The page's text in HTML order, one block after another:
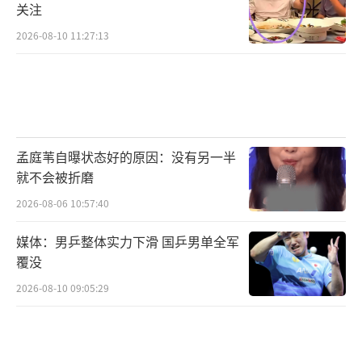
示：“封神作为一部传承三千年的经典神话，
讲述的是正义必将战胜邪恶的永恒主题。我们
人必然经历的——鉴别真伪，抉择善恶，最终获
得心灵成长的历程。”波澜壮阔的封神世界即
将开启，必将让大家领略继承传统又大胆创新
电影《封神第一部》由乌尔善执导，费
翔、李雪健、黄渤、于适、陈牧驰、此沙、武
关注
2026-08-10 11:27:13
孟庭苇自曝状态好的原因：没有另一半
就不会被折磨
2026-08-06 10:57:40
媒体：男乒整体实力下滑 国乒男单全军
覆没
2026-08-10 09:05:29